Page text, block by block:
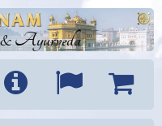
Ayurveda